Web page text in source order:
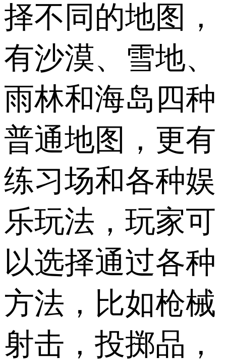
择不同的地图，
有沙漠、雪地、
雨林和海岛四种
普通地图，更有
练习场和各种娱
乐玩法，玩家可
以选择通过各种
方法，比如枪械
射击，投掷品，